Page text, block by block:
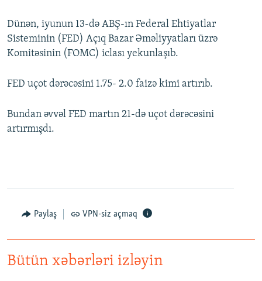
Dünən, iyunun 13-də ABŞ-ın Federal Ehtiyatlar
Sisteminin (FED) Açıq Bazar Əməliyyatları üzrə
Komitəsinin (FOMC) iclası yekunlaşıb.
FED uçot dərəcəsini 1.75- 2.0 faizə kimi artırıb.
Bundan əvvəl FED martın 21-də uçot dərəcəsini
artırmışdı.
Paylaş VPN-siz açmaq
Bütün xəbərləri izləyin